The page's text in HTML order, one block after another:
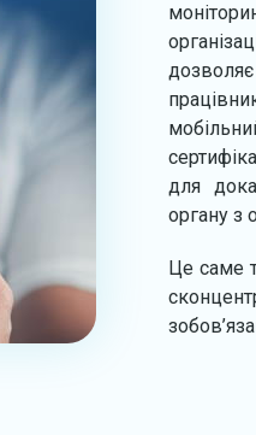
для
органу з
Це саме